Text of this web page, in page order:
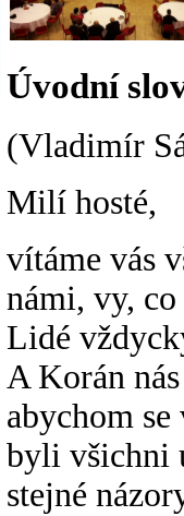
Úvodní
(Vladimír
Milí hosté,
vítáme vás
námi, vy, co
Lidé
A Korán
abychom
byli všichni
stejné